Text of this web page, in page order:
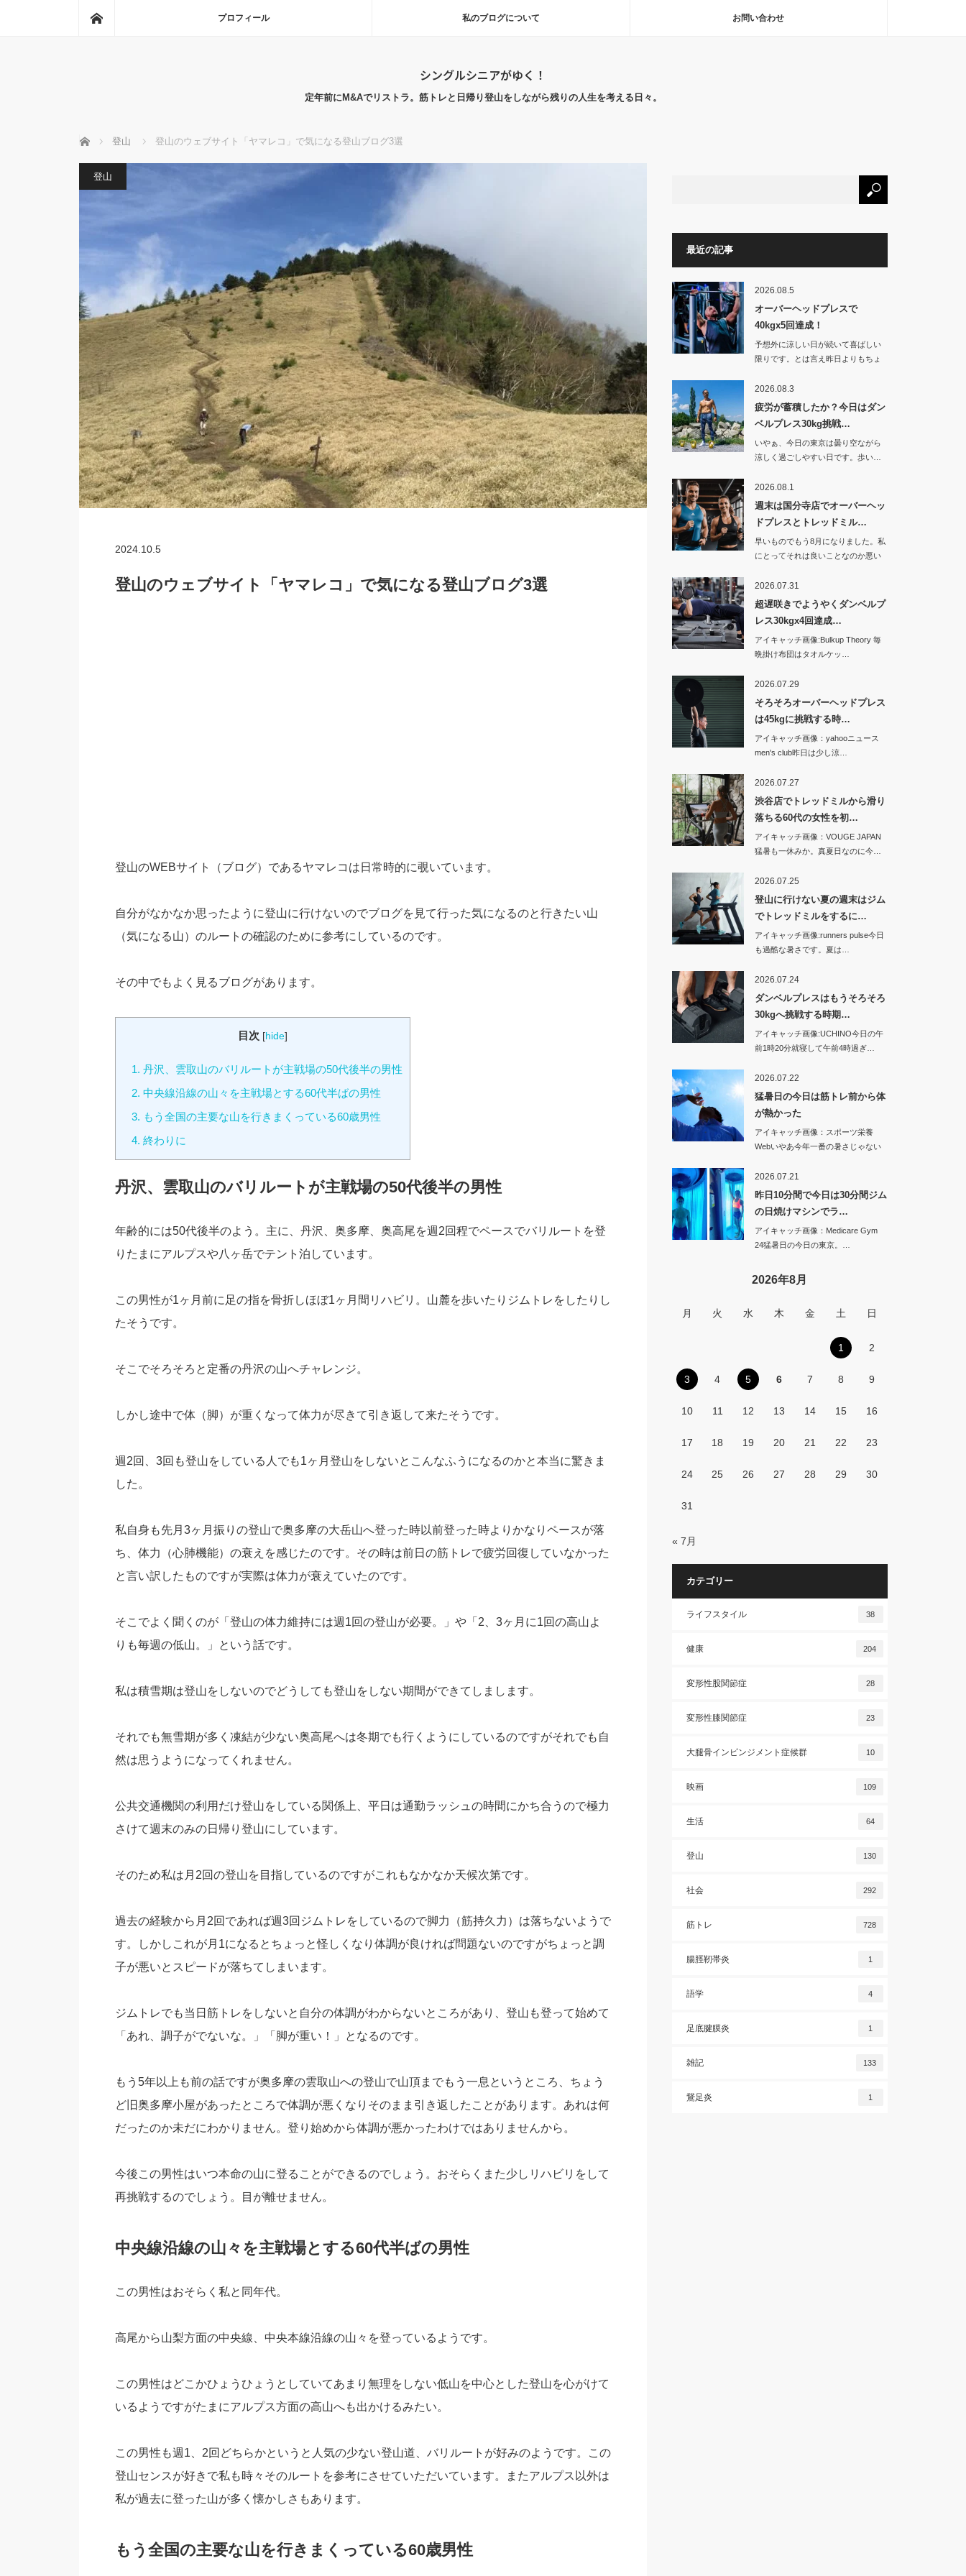
プロフィール 私のブログについて お問い合わせ
シングルシニアがゆく！
定年前にM&Aでリストラ。筋トレと日帰り登山をしながら残りの人生を考える日々。
ホーム 登山 登山のウェブサイト「ヤマレコ」で気になる登山ブログ3選
登山
2024.10.5
登山のウェブサイト「ヤマレコ」で気になる登山ブログ3選
登山のWEBサイト（ブログ）であるヤマレコは日常時的に覗いています。
自分がなかなか思ったように登山に行けないのでブログを見て行った気になるのと行きたい山
（気になる山）のルートの確認のために参考にしているのです。
その中でもよく見るブログがあります。
目次 [hide]
1. 丹沢、雲取山のバリルートが主戦場の50代後半の男性
2. 中央線沿線の山々を主戦場とする60代半ばの男性
3. もう全国の主要な山を行きまくっている60歳男性
4. 終わりに
丹沢、雲取山のバリルートが主戦場の50代後半の男性
年齢的には50代後半のよう。主に、丹沢、奥多摩、奥高尾を週2回程でペースでバリルートを登
りたまにアルプスや八ヶ岳でテント泊しています。
この男性が1ヶ月前に足の指を骨折しほぼ1ヶ月間リハビリ。山麓を歩いたりジムトレをしたりし
たそうです。
そこでそろそろと定番の丹沢の山へチャレンジ。
しかし途中で体（脚）が重くなって体力が尽きて引き返して来たそうです。
週2回、3回も登山をしている人でも1ヶ月登山をしないとこんなふうになるのかと本当に驚きま
した。
私自身も先月3ヶ月振りの登山で奥多摩の大岳山へ登った時以前登った時よりかなりペースが落
ち、体力（心肺機能）の衰えを感じたのです。その時は前日の筋トレで疲労回復していなかった
と言い訳したものですが実際は体力が衰えていたのです。
そこでよく聞くのが「登山の体力維持には週1回の登山が必要。」や「2、3ヶ月に1回の高山よ
りも毎週の低山。」という話です。
私は積雪期は登山をしないのでどうしても登山をしない期間ができてしまします。
それでも無雪期が多く凍結が少ない奥高尾へは冬期でも行くようにしているのですがそれでも自
然は思うようになってくれません。
公共交通機関の利用だけ登山をしている関係上、平日は通勤ラッシュの時間にかち合うので極力
さけて週末のみの日帰り登山にしています。
そのため私は月2回の登山を目指しているのですがこれもなかなか天候次第です。
過去の経験から月2回であれば週3回ジムトレをしているので脚力（筋持久力）は落ちないようで
す。しかしこれが月1になるとちょっと怪しくなり体調が良ければ問題ないのですがちょっと調
子が悪いとスピードが落ちてしまいます。
ジムトレでも当日筋トレをしないと自分の体調がわからないところがあり、登山も登って始めて
「あれ、調子がでないな。」「脚が重い！」となるのです。
もう5年以上も前の話ですが奥多摩の雲取山への登山で山頂までもう一息というところ、ちょう
ど旧奥多摩小屋があったところで体調が悪くなりそのまま引き返したことがあります。あれは何
だったのか未だにわかりません。登り始めから体調が悪かったわけではありませんから。
今後この男性はいつ本命の山に登ることができるのでしょう。おそらくまた少しリハビリをして
再挑戦するのでしょう。目が離せません。
中央線沿線の山々を主戦場とする60代半ばの男性
この男性はおそらく私と同年代。
高尾から山梨方面の中央線、中央本線沿線の山々を登っているようです。
この男性はどこかひょうひょうとしていてあまり無理をしない低山を中心とした登山を心がけて
いるようですがたまにアルプス方面の高山へも出かけるみたい。
この男性も週1、2回どちらかというと人気の少ない登山道、バリルートが好みのようです。この
登山センスが好きで私も時々そのルートを参考にさせていただいています。またアルプス以外は
私が過去に登った山が多く懐かしさもあります。
もう全国の主要な山を行きまくっている60歳男性
最近の記事
2026.08.5
オーバーヘッドプレスで
40kgx5回達成！
予想外に涼しい日が続いて喜ばしい
限りです。とは言え昨日よりもちょ
2026.08.3
疲労が蓄積したか？今日はダン
ベルプレス30kg挑戦…
いやぁ、今日の東京は曇り空ながら
涼しく過ごしやすい日です。歩い…
2026.08.1
週末は国分寺店でオーバーヘッ
ドプレスとトレッドミル…
早いものでもう8月になりました。私
にとってそれは良いことなのか悪い
2026.07.31
超遅咲きでようやくダンベルプ
レス30kgx4回達成…
アイキャッチ画像:Bulkup Theory 毎
晩掛け布団はタオルケッ…
2026.07.29
そろそろオーバーヘッドプレス
は45kgに挑戦する時…
アイキャッチ画像：yahooニュース
men's club昨日は少し涼…
2026.07.27
渋谷店でトレッドミルから滑り
落ちる60代の女性を初…
アイキャッチ画像：VOUGE JAPAN
猛暑も一休みか。真夏日なのに今…
2026.07.25
登山に行けない夏の週末はジム
でトレッドミルをするに…
アイキャッチ画像:runners pulse今日
も過酷な暑さです。夏は…
2026.07.24
ダンベルプレスはもうそろそろ
30kgへ挑戦する時期…
アイキャッチ画像:UCHINO今日の午
前1時20分就寝して午前4時過ぎ…
2026.07.22
猛暑日の今日は筋トレ前から体
が熱かった
アイキャッチ画像：スポーツ栄養
Webいやあ今年一番の暑さじゃない
2026.07.21
昨日10分間で今日は30分間ジム
の日焼けマシンでラ…
アイキャッチ画像：Medicare Gym
24猛暑日の今日の東京。…
2026年8月
月 火 水 木 金 土 日
1 2
3 4 5 6 7 8 9
10 11 12 13 14 15 16
17 18 19 20 21 22 23
24 25 26 27 28 29 30
31
« 7月
カテゴリー
ライフスタイル 38
健康 204
変形性股関節症 28
変形性膝関節症 23
大腿骨インピンジメント症候群 10
映画 109
生活 64
登山 130
社会 292
筋トレ 728
腸脛靭帯炎 1
語学 4
足底腱膜炎 1
雑記 133
鵞足炎 1